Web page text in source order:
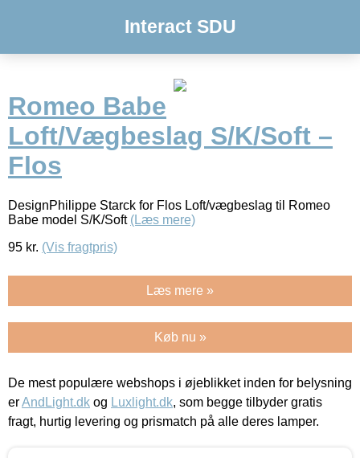
Interact SDU
Romeo Babe
Loft/Vægbeslag S/K/Soft –
Flos
DesignPhilippe Starck for Flos Loft/vægbeslag til Romeo
Babe model S/K/Soft (Læs mere)
95 kr. (Vis fragtpris)
Læs mere »
Køb nu »
De mest populære webshops i øjeblikket inden for belysning
erAndLight.dk og Luxlight.dk, som begge tilbyder gratis
fragt, hurtig levering og prismatch på alle deres lamper.